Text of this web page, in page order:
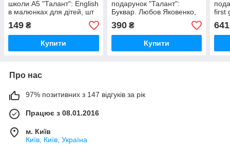
школи А5 "Талант": English
в малюнках для дітей, шт
149 ₴
Купити
подарунок "Талант":
Буквар. Любов Яковенко,
шт
390₴
Купити
first
641
Про нас
97% позитивних з 147 відгуків за рік
Працює з 08.01.2016
м. Київ
Київ, Київ, Україна